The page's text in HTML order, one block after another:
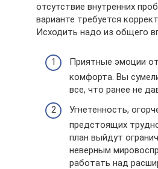
отсутствие внутренних
варианте требуется
Исходить надо из общего
Приятные эмоции
комфорта. Вы
все, что ранее не
Угнетенность,
предстоящих
план выйдут
неверным
работать над